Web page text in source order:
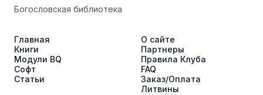
Богословская библиотека
Главная
Книги
Модули BQ
Софт
Статьи
О сайте
Партнеры
Правила Клуба
FAQ
Заказ/Оплата
Литвины